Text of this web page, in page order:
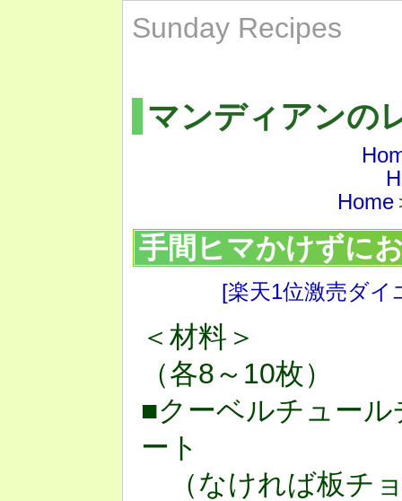
Sunday Recipes
マンディアンの
Home
手間ヒマかけずに
[楽天1位激売ダ
＜材料＞
（各8～10枚）
■クーベルチュー
ート
（なければ板チ